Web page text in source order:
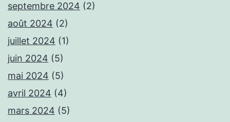
septembre 2024 (2)
août 2024 (2)
juillet 2024 (1)
juin 2024 (5)
mai 2024 (5)
avril 2024 (4)
mars 2024 (5)